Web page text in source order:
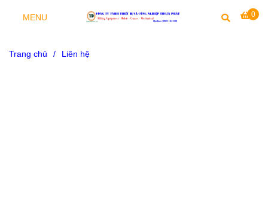
0
MENU
Trang chủ / Liên hệ